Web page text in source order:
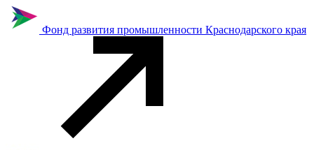
Фонд развития промышленности Краснодарского края